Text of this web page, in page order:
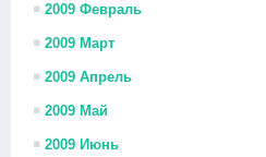
2009 Февраль
2009 Март
2009 Апрель
2009 Май
2009 Июнь